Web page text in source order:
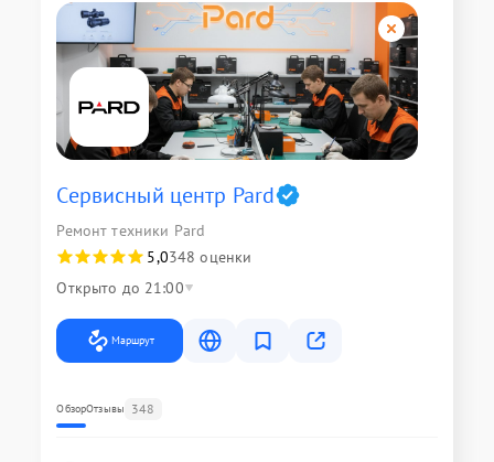
Сервисный центр Pard
Ремонт техники Pard
5,0348 оценки
Открыто до 21:00
Маршрут
ОбзорОтзывы 348